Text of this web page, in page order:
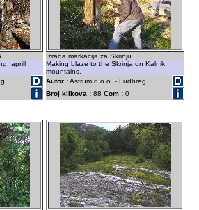
aprill
Izrada markacija za Skrinju.
Making blaze to the Skrinja on Kalnik
mountains.
Autor :Astrum d.o.o. - Ludbreg
Broj klikova : 88 Com : 0